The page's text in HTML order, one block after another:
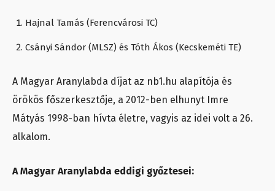
Hajnal Tamás (Ferencvárosi TC)
Csányi Sándor (MLSZ) és Tóth Ákos (Kecskeméti TE)
A Magyar Aranylabda díjat az nb1.hu alapítója és
örökös főszerkesztője, a 2012-ben elhunyt Imre
Mátyás 1998-ban hívta életre, vagyis az idei volt a 26.
alkalom.
A Magyar Aranylabda eddigi győztesei: